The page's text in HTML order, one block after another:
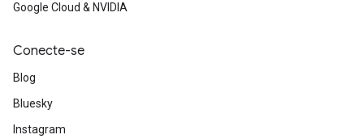
Google Cloud & NVIDIA
Conecte-se
Blog
Bluesky
Instagram